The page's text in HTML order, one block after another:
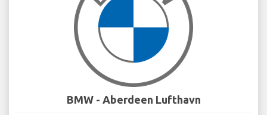
BMW - Aberdeen Lufthavn